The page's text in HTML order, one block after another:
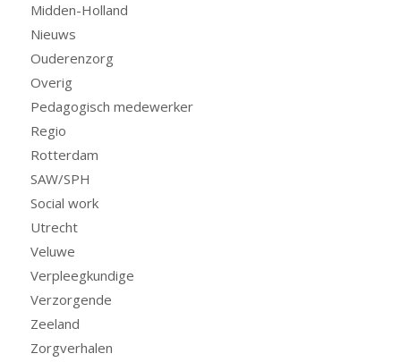
Midden-Holland
Nieuws
Ouderenzorg
Overig
Pedagogisch medewerker
Regio
Rotterdam
SAW/SPH
Social work
Utrecht
Veluwe
Verpleegkundige
Verzorgende
Zeeland
Zorgverhalen